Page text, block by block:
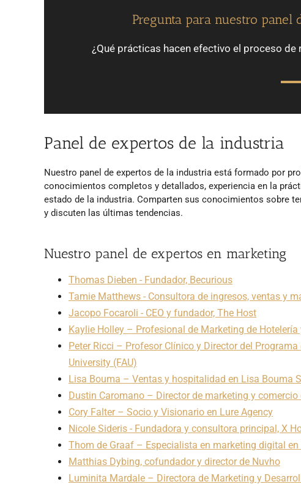
Pregunta para nuestro panel
¿Qué prácticas hacen efectivo el proceso
Panel de expertos de la industria
Nuestro panel de expertos de la industria está formado por
conocimientos completos y detallados, experiencia en la
estado de la industria. Comparten sus conocimientos sobre
y discuten las últimas tendencias.
Nuestro panel de expertos en marketing
Thomas Dieben - Fundador, Becurious
Tamie Matthews - Consultora de ingresos, ventas y
Jacopo Focaroli - CEO y fundador, The Host
Kaylie Holley – Profesional de Marketing de Hotelería
Peter Ricci – Profesor Clínico y Director del
University (FAU)
Lisa Bouma – Ventas y hospitalidad en Lisa Bouma
Dustin Caromano – Director de marketing y
Cory Falter – Socio y Visionario en Lure Agency
Nicole Sideris - Fundadora y consultora principal, X
Thom de Graaf – Especialista en marketing digital
Matthias Dybing, cofundador y director de Nuvho
Luminita Mardale – Directora de Marketing y